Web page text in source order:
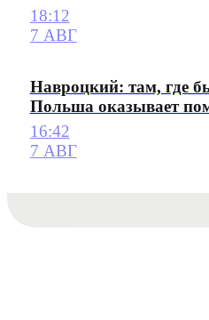
18:12
7 АВГ
Навроцкий: там, где
Польша оказывает
16:42
7 АВГ